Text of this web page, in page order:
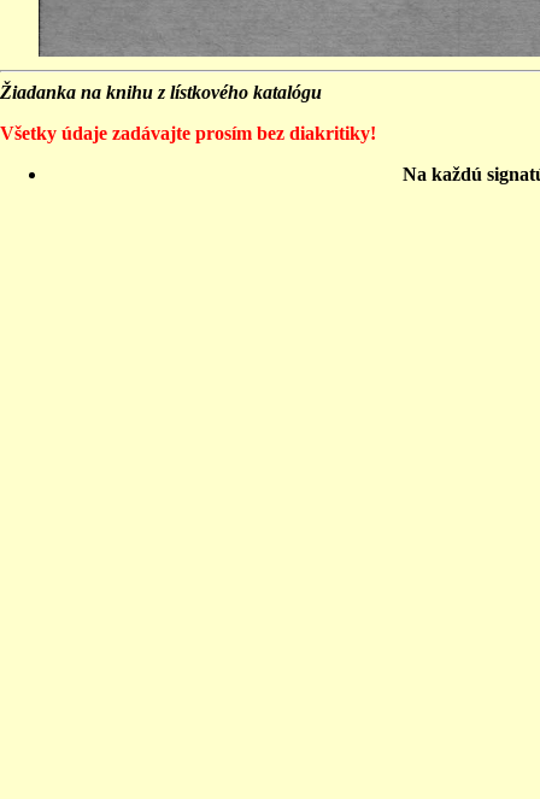
Žiadanka na knihu z lístkového katalógu
Všetky údaje zadávajte prosím bez diakritiky!
Na každú